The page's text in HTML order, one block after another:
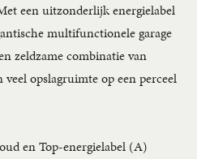
een uitzonderlijk energielabel
multifunctionele garage
zeldzame combinatie van
opslagruimte op een perceel
en Top-energielabel (A)